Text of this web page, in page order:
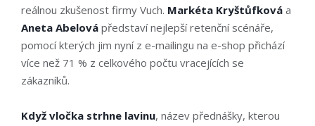
reálnou zkušenost firmy Vuch. Markéta Kryštůfková a
Aneta Abelová představí nejlepší retenční scénáře,
pomocí kterých jim nyní z e-mailingu na e-shop přichází
více než 71 % z celkového počtu vracejících se
zákazníků.
Když vločka strhne lavinu, název přednášky, kterou